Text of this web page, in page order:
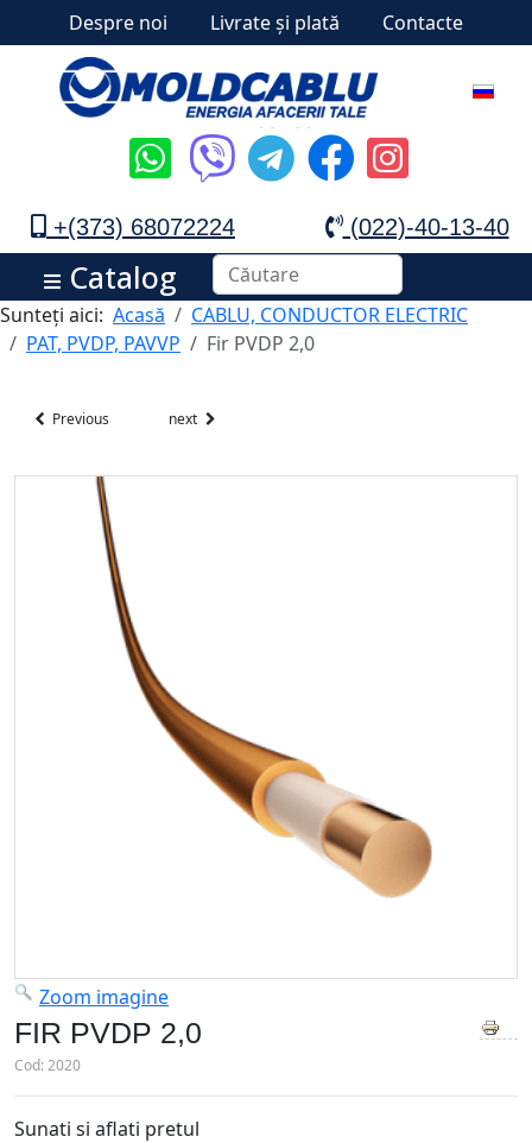
Despre noi Livrate și plată Contacte
+(373) 68072224 (022)-40-13-40
Catalog
Sunteți aici: Acasă
CABLU, CONDUCTOR ELECTRIC
PAT, PVDP, PAVVP
Fir PVDP 2,0
Previous next
Zoom imagine
FIR PVDP 2,0
Cod:2020
Sunati si aflati pretul